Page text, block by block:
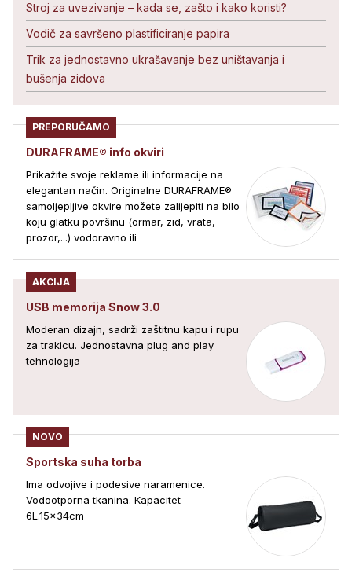
Stroj za uvezivanje – kada se, zašto i kako koristi?
Vodič za savršeno plastificiranje papira
Trik za jednostavno ukrašavanje bez uništavanja i
bušenja zidova
PREPORUČAMO
DURAFRAME® info okviri
Prikažite svoje reklame ili informacije na
elegantan način. Originalne DURAFRAME®
samoljepljive okvire možete zalijepiti na bilo
koju glatku površinu (ormar, zid, vrata,
prozor,...) vodoravno ili
AKCIJA
USB memorija Snow 3.0
Moderan dizajn, sadrži zaštitnu kapu i rupu
za trakicu. Jednostavna plug and play
tehnologija
NOVO
Sportska suha torba
Ima odvojive i podesive naramenice.
Vodootporna tkanina. Kapacitet
6L.15x34cm